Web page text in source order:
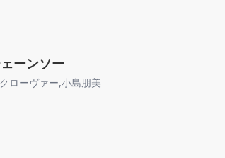
ーンソー
ローヴァー,小島朋美